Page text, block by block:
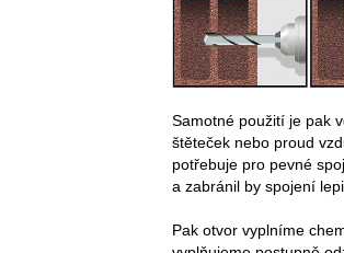
Samotné použití je pak
štěteček nebo proud
potřebuje pro pevné
a zabránil by spojení
Pak otvor vyplníme